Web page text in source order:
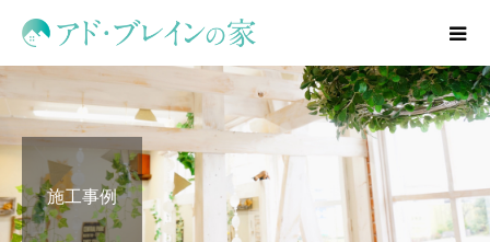
施工事例